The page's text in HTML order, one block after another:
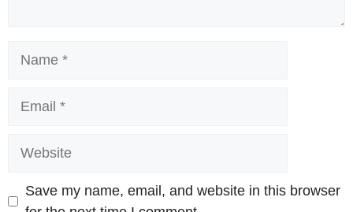
Save my name, email, and website in this browser